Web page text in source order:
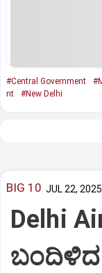
#Central Government
nt
#New Delhi
BIG 10 JUL 22,
Delhi